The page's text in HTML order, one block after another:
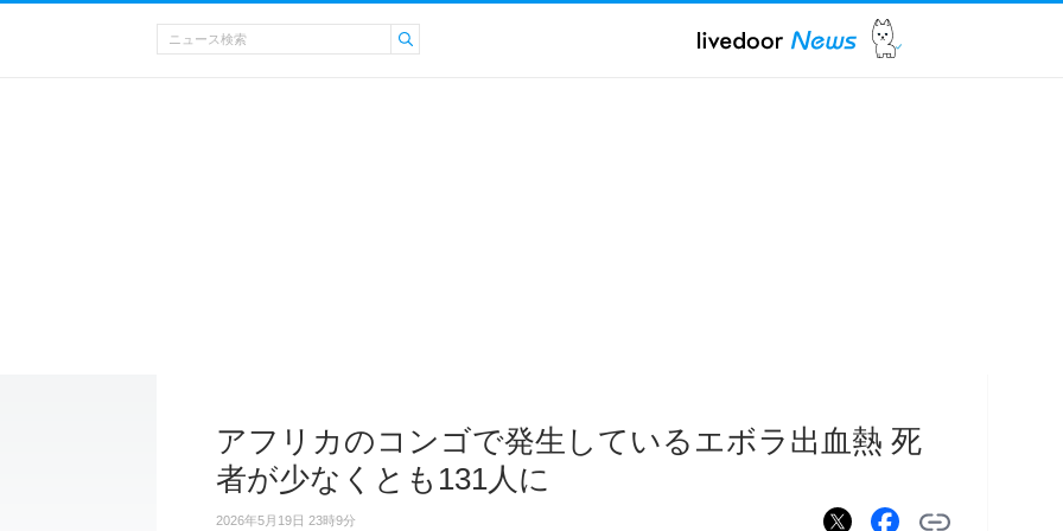
アフリカのコンゴで発生しているエボラ出血熱 死
者が少なくとも131人に
2026年5月19日 23時9分